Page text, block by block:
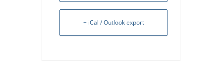
+ iCal / Outlook export